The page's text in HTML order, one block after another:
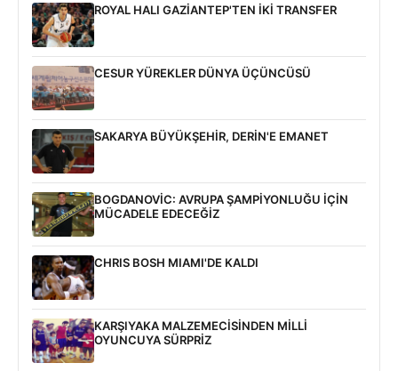
ROYAL HALI GAZİANTEP'TEN İKİ TRANSFER
CESUR YÜREKLER DÜNYA ÜÇÜNCÜSÜ
SAKARYA BÜYÜKŞEHİR, DERİN'E EMANET
BOGDANOVİC: AVRUPA ŞAMPİYONLUĞU İÇİN
MÜCADELE EDECEĞİZ
CHRIS BOSH MIAMI'DE KALDI
KARŞIYAKA MALZEMECİSİNDEN MİLLİ
OYUNCUYA SÜRPRİZ